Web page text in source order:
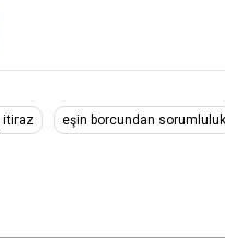
itiraz eşin borcundan sorumluluk